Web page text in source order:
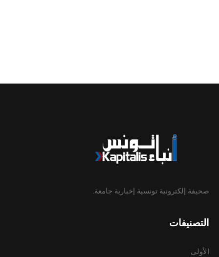
صحيفة إلكترونية تونسية إخبارية جامعة.
التصنيفات
الأولى